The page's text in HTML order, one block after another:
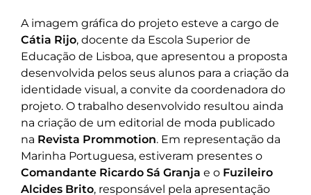
A imagem gráfica do projeto esteve a cargo de
Cátia Rijo, docente da Escola Superior de
Educação de Lisboa, que apresentou a proposta
desenvolvida pelos seus alunos para a criação da
identidade visual, a convite da coordenadora do
projeto. O trabalho desenvolvido resultou ainda
na criação de um editorial de moda publicado
na Revista Prommotion. Em representação da
Marinha Portuguesa, estiveram presentes o
Comandante Ricardo Sá Granja e o Fuzileiro
Alcides Brito, responsável pela apresentação